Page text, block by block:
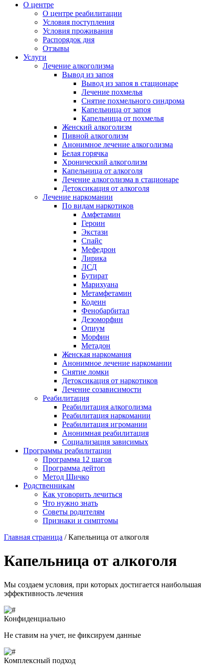
О центре
О центре реабилитации
Условия поступления
Условия проживания
Распорядок дня
Отзывы
Услуги
Лечение алкоголизма
Вывод из запоя
Вывод из запоя в стационаре
Лечение похмелья
Снятие похмельного синдрома
Капельница от запоя
Капельница от похмелья
Женский алкоголизм
Пивной алкоголизм
Анонимное лечение алкоголизма
Белая горячка
Хронический алкоголизм
Капельница от алкоголя
Лечение алкоголизма в стационаре
Детоксикация от алкоголя
Лечение наркомании
По видам наркотиков
Амфетамин
Героин
Экстази
Спайс
Мефедрон
Лирика
ЛСД
Бутират
Марихуана
Метамфетамин
Кодеин
Фенобарбитал
Дезоморфин
Опиум
Морфин
Метадон
Женская наркомания
Анонимное лечение наркомании
Снятие ломки
Детоксикация от наркотиков
Лечение созависимости
Реабилитация
Реабилитация алкоголизма
Реабилитация наркомании
Реабилитация игромании
Анонимная реабилитация
Социализация зависимых
Программы реабилитации
Программа 12 шагов
Программа дейтоп
Метод Шичко
Родственникам
Как уговорить лечиться
Что нужно знать
Советы родителям
Признаки и симптомы
Главная страница /Капельница от алкоголя
Капельница от алкоголя
Мы создаем условия, при которых достигается наибольшая
эффективность лечения
Конфиденциально
Не ставим на учет, не фиксируем данные
Комплексный подход